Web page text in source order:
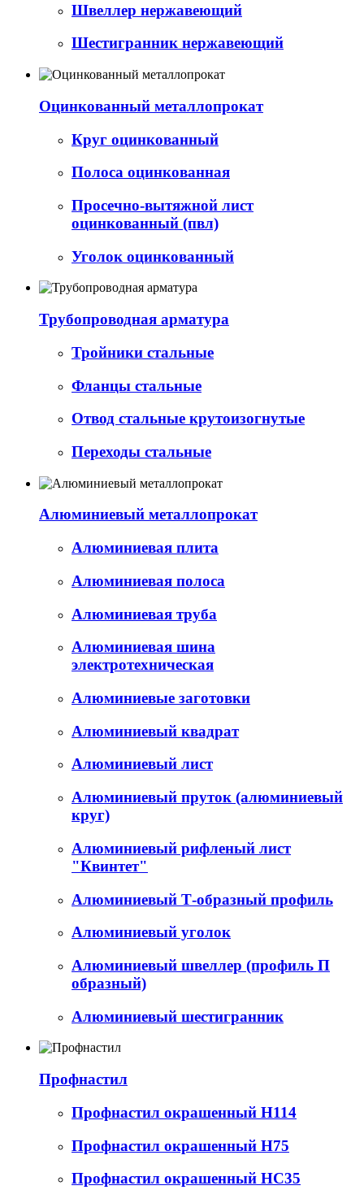
Швеллер нержавеющий
Шестигранник нержавеющий
Оцинкованный металлопрокат
Круг оцинкованный
Полоса оцинкованная
Просечно-вытяжной лист
оцинкованный (пвл)
Уголок оцинкованный
Трубопроводная арматура
Тройники стальные
Фланцы стальные
Отвод стальные крутоизогнутые
Переходы стальные
Алюминиевый металлопрокат
Алюминиевая плита
Алюминиевая полоса
Алюминиевая труба
Алюминиевая шина
электротехническая
Алюминиевые заготовки
Алюминиевый квадрат
Алюминиевый лист
Алюминиевый пруток (алюминиевый
круг)
Алюминиевый рифленый лист
"Квинтет"
Алюминиевый Т-образный профиль
Алюминиевый уголок
Алюминиевый швеллер (профиль П
образный)
Алюминиевый шестигранник
Профнастил
Профнастил окрашенный Н114
Профнастил окрашенный Н75
Профнастил окрашенный НС35